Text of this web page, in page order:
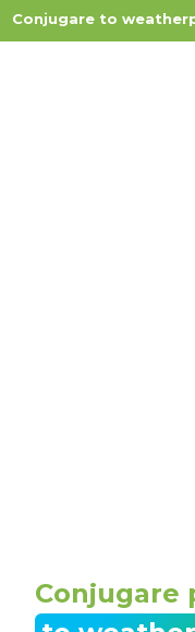
Conjugare to
Conjugare